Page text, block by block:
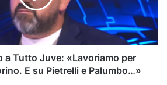
a Tutto Juve: «Lavoriamo per
E su Pietrelli e Palumbo…»